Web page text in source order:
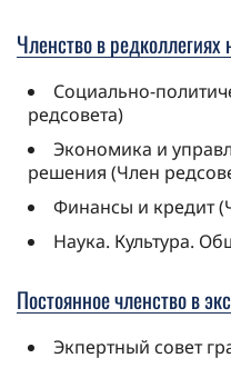
Членство в
Социально-
редсовета)
Экономика и
решения (Член
Финансы и кредит
Наука. Культура.
Постоянное членство в
Экпертный совет